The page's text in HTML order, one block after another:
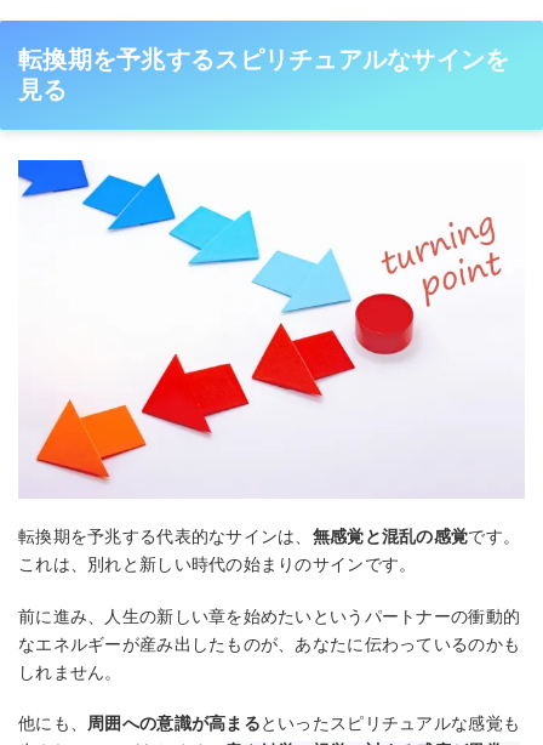
転換期を予兆するスピリチュアルなサインを
見る
転換期を予兆する代表的なサインは、 無感覚と混乱の感覚です。
これは、別れと新しい時代の始まりのサインです。
前に進み、人生の新しい章を始めたいというパートナーの衝動的
なエネルギーが産み出したものが、あなたに伝わっているのかも
しれません。
他にも、 周囲への意識が高まるといったスピリチュアルな感覚も